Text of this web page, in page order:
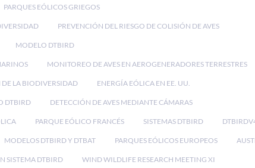
PARQUES EÓLICOS GRIEGOS
PREVENCIÓN DEL RIESGO DE COLISIÓN DE AVES
MODELO DTBIRD
MONITOREO DE AVES EN AEROGENERADORES TERRESTRES
DE LA BIODIVERSIDAD ENERGÍA EÓLICA EN EE. UU.
DTBIRD DETECCIÓN DE AVES MEDIANTE CÁMARAS
PARQUE EÓLICO FRANCÉS SISTEMAS DTBIRD
MODELOS DTBIRD Y DTBAT PARQUES EÓLICOS EUROPEOS
SISTEMA DTBIRD WIND WILDLIFE RESEARCH MEETING XI